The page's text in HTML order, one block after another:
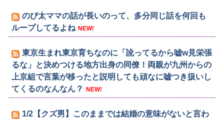
のび太ママの話が長いのって、多分同じ話を何回も
ループしてるよね NEW!
東京生まれ東京育ちなのに「訛ってるから嘘w見栄張
るな」と決めつける地方出身の同僚！両親が九州からの
上京組で言葉が移ったと説明しても頑なに嘘つき扱いし
てくるのなんなん？
NEW!
1/2【クズ男】このままでは結婚の意味がないと言わ